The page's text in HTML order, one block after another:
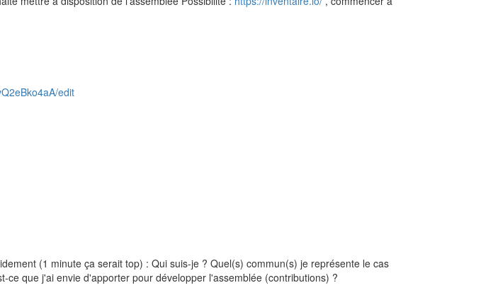
edit
(1 minute ça serait top) : Qui suis-je ? Quel(s) commun(s) je représente le cas
que j'ai envie d'apporter pour développer l'assemblée (contributions) ?